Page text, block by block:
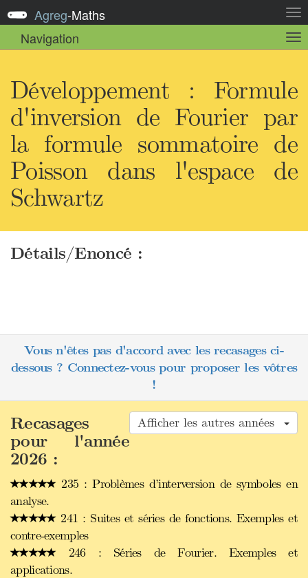
la
Agreg-Maths
Navigation
la
Développement : Formule
d'inversion de Fourier par
la formule sommatoire de
Poisson dans l'espace de
Schwartz
Détails/Enoncé :
Vous n'êtes pas d'accord avec les recasages ci-
dessous ? Connectez-vous pour proposer les vôtres
!
Afficher les autres années
Recasages
pour l'année
2026 :
235 : Problèmes d’interversion de symboles en
analyse.
241 : Suites et séries de fonctions. Exemples et
contre-exemples
246 : Séries de Fourier. Exemples et
applications.